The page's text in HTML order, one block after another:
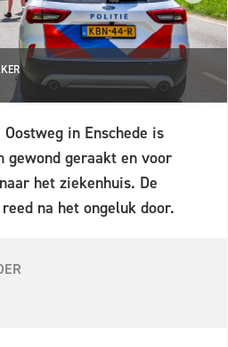
in Enschede is
gewond geraakt en voor
het ziekenhuis. De
na het ongeluk door.